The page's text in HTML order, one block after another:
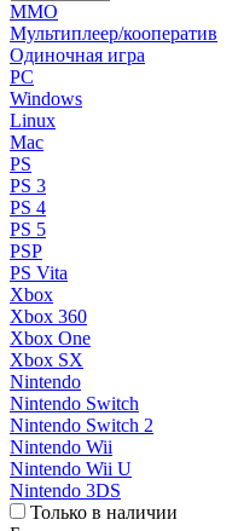
MMO
Мультиплеер/кооператив
Одиночная игра
PC
Windows
Linux
Mac
PS
PS 3
PS 4
PS 5
PSP
PS Vita
Xbox
Xbox 360
Xbox One
Xbox SX
Nintendo
Nintendo Switch
Nintendo Switch 2
Nintendo Wii
Nintendo Wii U
Nintendo 3DS
Только в наличии